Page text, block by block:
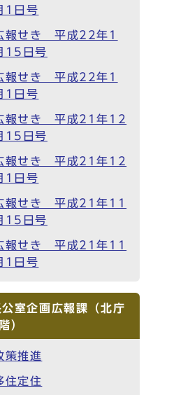
1日号
報せき 平成22年1
15日号
報せき 平成22年1
1日号
報せき 平成21年12
15日号
報せき 平成21年12
1日号
報せき 平成21年11
15日号
報せき 平成21年11
1日号
室企画広報課（北庁
）
策推進
住定住